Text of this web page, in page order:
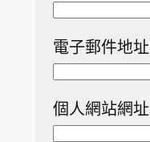
電子郵件地址
個人網站網址